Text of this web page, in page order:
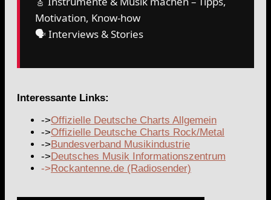
Motivation, Know-how
🗣️ Interviews & Stories
Interessante Links:
->Offizielle Deutsche Charts Allgemein
->Offizielle Deutsche Charts Rock/Metal
->Bundesverband Musikindustrie
->Deutsches Musik Informationszentrum
->Rockantenne.de (Radiosender)